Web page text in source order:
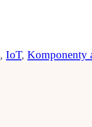
,IoT,Komponenty